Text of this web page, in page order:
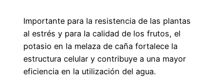
Importante para la resistencia de las plantas
al estrés y para la calidad de los frutos, el
potasio en la melaza de caña fortalece la
estructura celular y contribuye a una mayor
eficiencia en la utilización del agua.